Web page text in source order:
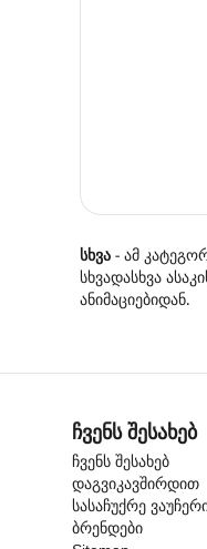
სხვა - ამ
სხვადასხვა
ანიმაციებიდან.
ჩვენს შესახებ
ჩვენს შესახებ
დაგვიკავშირდით
სასაჩუქრე
ბრენდები